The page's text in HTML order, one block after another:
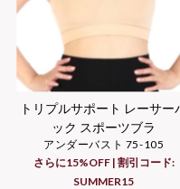
トリプルサポート レーサー
ック スポーツブラ
アンダーバスト 75-105
さらに15%OFF | 割引コード:
SUMMER15